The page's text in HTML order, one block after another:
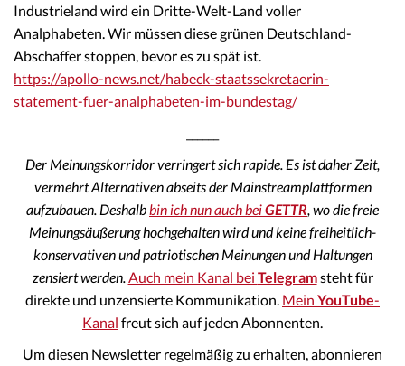
Industrieland wird ein Dritte-Welt-Land voller
Analphabeten. Wir müssen diese grünen Deutschland-
Abschaffer stoppen, bevor es zu spät ist.
https://apollo-news.net/habeck-staatssekretaerin-
statement-fuer-analphabeten-im-bundestag/
Der Meinungskorridor verringert sich rapide. Es ist daher Zeit,
vermehrt Alternativen abseits der Mainstreamplattformen
aufzubauen. Deshalbbin ich nun auch beiGETTR, wo die freie
Meinungsäußerung hochgehalten wird und keine freiheitlich-
konservativen und patriotischen Meinungen und Haltungen
zensiert werden.Auch mein Kanal bei Telegramsteht für
direkte und unzensierte Kommunikation. Mein YouTube-
Kanal freut sich auf jeden Abonnenten.
Um diesen Newsletter regelmäßig zu erhalten, abonnieren